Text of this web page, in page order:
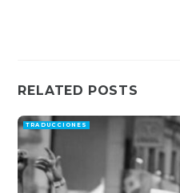
RELATED POSTS
TRADUCCIONES